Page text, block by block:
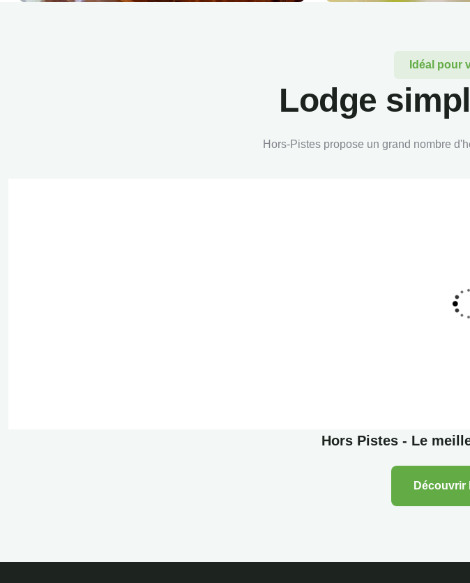
Idéal pour
Lodge
Hors-Pistes propose un grand nombre
Hors Pistes - Le
Découvrir